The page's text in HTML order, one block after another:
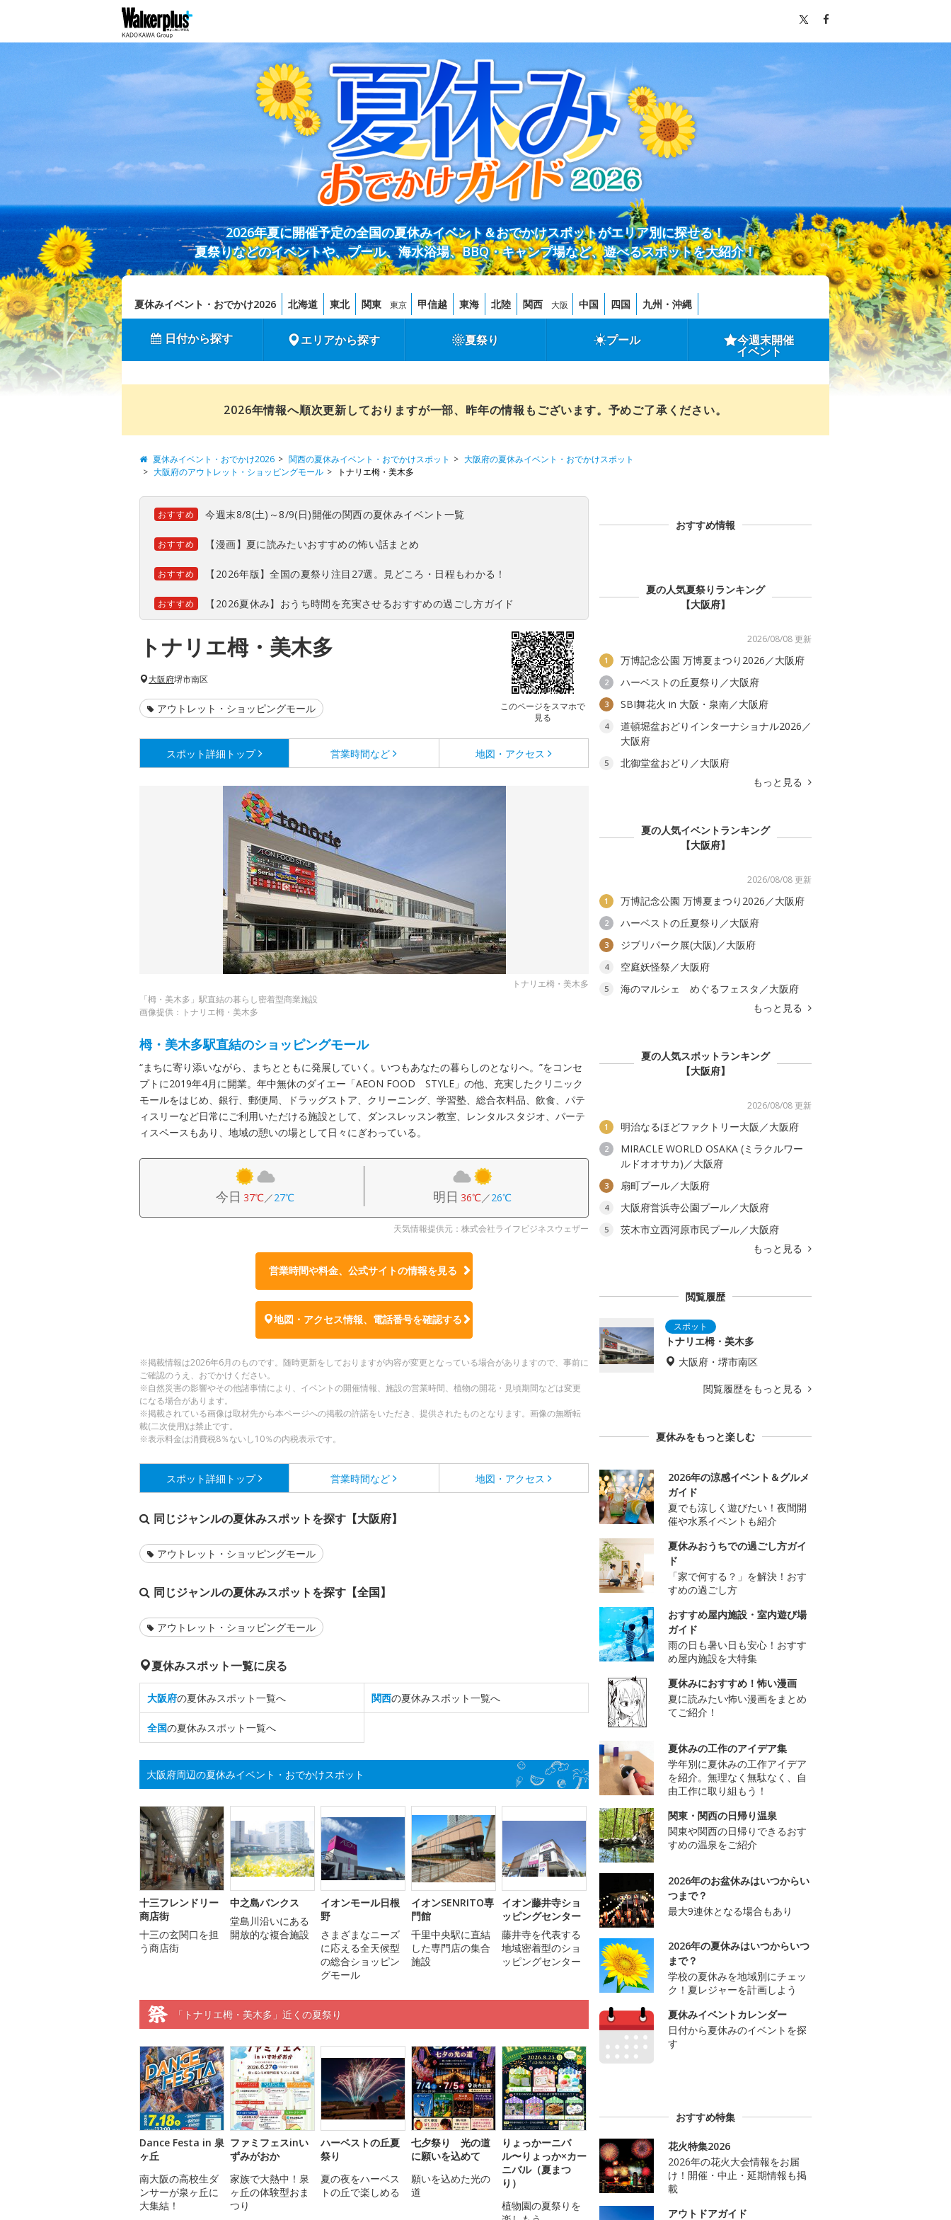
2026年夏に開催予定の全国の夏休みイベント＆おでかけスポットがエリア別に探せる！
夏祭りなどのイベントや、プール、海水浴場、BBQ・キャンプ場など、遊べるスポットを大紹介！
夏休みイベント・おでかけ2026 北海道 東北 関東 東京 甲信越 東海 北陸 関西 大阪 中国 四国 九州・沖縄
日付から探す エリアから探す 夏祭り プール 今週末開催
イベント
2026年情報へ順次更新しておりますが一部、昨年の情報もございます。予めご了承ください。
夏休みイベント・おでかけ2026 関西の夏休みイベント・おでかけスポット
大阪府の夏休みイベント・おでかけスポット
大阪府のアウトレット・ショッピングモール
トナリエ栂・美木多
おすすめ 今週末8/8(土)～8/9(日)開催の関西の夏休みイベント一覧
おすすめ 【漫画】夏に読みたいおすすめの怖い話まとめ
おすすめ 【2026年版】全国の夏祭り注目27選。見どころ・日程もわかる！
おすすめ 【2026夏休み】おうち時間を充実させるおすすめの過ごし方ガイド
トナリエ栂・美木多
このページをスマホで
見る
大阪府堺市南区
アウトレット・ショッピングモール
スポット詳細 トップ 営業時間など 地図・アクセス
トナリエ栂・美木多
「栂・美木多」駅直結の暮らし密着型商業施設
画像提供：トナリエ栂・美木多
栂・美木多駅直結のショッピングモール
“まちに寄り添いながら、まちとともに発展していく。いつもあなたの暮らしのとなりへ。”をコンセ
プトに2019年4月に開業。年中無休のダイエー「AEON FOOD STYLE」の他、充実したクリニック
モールをはじめ、銀行、郵便局、ドラッグストア、クリーニング、学習塾、総合衣料品、飲食、パテ
ィスリーなど日常にご利用いただける施設として、ダンスレッスン教室、レンタルスタジオ、パーテ
ィスペースもあり、地域の憩いの場として日々にぎわっている。
今日 37℃／27℃ 明日 36℃／26℃
天気情報提供元：株式会社ライフビジネスウェザー
営業時間や料金、公式サイトの情報を見る
地図・アクセス情報、電話番号を確認する
※掲載情報は2026年6月のものです。随時更新をしておりますが内容が変更となっている場合がありますので、事前に
ご確認のうえ、おでかけください。
※自然災害の影響やその他諸事情により、イベントの開催情報、施設の営業時間、植物の開花・見頃期間などは変更
になる場合があります。
※掲載されている画像は取材先から本ページへの掲載の許諾をいただき、提供されたものとなります。画像の無断転
載(二次使用)は禁止です。
※表示料金は消費税8％ないし10％の内税表示です。
スポット詳細 トップ 営業時間など 地図・アクセス
同じジャンルの夏休みスポットを探す【大阪府】
アウトレット・ショッピングモール
同じジャンルの夏休みスポットを探す【全国】
アウトレット・ショッピングモール
夏休みスポット一覧に戻る
大阪府の夏休みスポット一覧へ 関西の夏休みスポット一覧へ
全国の夏休みスポット一覧へ
大阪府周辺の夏休みイベント・おでかけスポット
十三フレンドリー
商店街
十三の玄関口を担
う商店街
中之島バンクス
堂島川沿いにある
開放的な複合施設
イオンモール日根
野
さまざまなニーズ
に応える全天候型
の総合ショッピン
グモール
イオンSENRITO専
門館
千里中央駅に直結
した専門店の集合
施設
イオン藤井寺ショ
ッピングセンター
藤井寺を代表する
地域密着型のショ
ッピングセンター
「トナリエ栂・美木多」近くの夏祭り
Dance Festa in 泉
ヶ丘
南大阪の高校生ダ
ンサーが泉ヶ丘に
大集結！
ファミフェスinい
ずみがおか
家族で大熱中！泉
ヶ丘の体験型おま
つり
ハーベストの丘夏
祭り
夏の夜をハーベス
トの丘で楽しめる
七夕祭り 光の道
に願いを込めて
願いを込めた光の
道
りょっかーニバ
ル〜りょっか×カー
ニバル（夏まつ
り）
植物園の夏祭りを
おすすめ情報
夏の人気夏祭りランキング
【大阪府】
2026/08/08 更新
1 万博記念公園 万博夏まつり2026／大阪府
2 ハーベストの丘夏祭り／大阪府
3 SBI舞花火 in 大阪・泉南／大阪府
4
道頓堀盆おどりインターナショナル2026／
大阪府
5
北御堂盆おどり／大阪府
もっと見る
夏の人気イベントランキング
【大阪府】
2026/08/08 更新
1 万博記念公園 万博夏まつり2026／大阪府
2 ハーベストの丘夏祭り／大阪府
3 ジブリパーク展(大阪)／大阪府
4 空庭妖怪祭／大阪府
5
海のマルシェ めぐるフェスタ／大阪府
もっと見る
夏の人気スポットランキング
【大阪府】
2026/08/08 更新
1 明治なるほどファクトリー大阪／大阪府
2
MIRACLE WORLD OSAKA (ミラクルワー
ルドオオサカ)／大阪府
3 扇町プール／大阪府
4 大阪府営浜寺公園プール／大阪府
5
茨木市立西河原市民プール／大阪府
もっと見る
閲覧履歴
トナリエ栂・美木多
大阪府・堺市南区
閲覧履歴をもっと見る
夏休みをもっと楽しむ
2026年の涼感イベント＆グルメ
ガイド
夏でも涼しく遊びたい！夜間開
催や水系イベントも紹介
夏休みおうちでの過ごし方ガイ
ド
「家で何する？」を解決！おす
すめの過ごし方
おすすめ屋内施設・室内遊び場
ガイド
雨の日も暑い日も安心！おすす
め屋内施設を大特集
夏休みにおすすめ！怖い漫画
夏に読みたい怖い漫画をまとめ
てご紹介！
夏休みの工作のアイデア集
学年別に夏休みの工作アイデア
を紹介。無理なく無駄なく、自
由工作に取り組もう！
関東・関西の日帰り温泉
関東や関西の日帰りできるおす
すめの温泉をご紹介
2026年のお盆休みはいつからい
つまで？
最大9連休となる場合もあり
2026年の夏休みはいつからいつ
まで？
学校の夏休みを地域別にチェッ
ク！夏レジャーを計画しよう
夏休みイベントカレンダー
日付から夏休みのイベントを探
す
おすすめ特集
花火特集2026
2026年の花火大会情報をお届
け！開催・中止・延期情報も掲
載
アウトドアガイド